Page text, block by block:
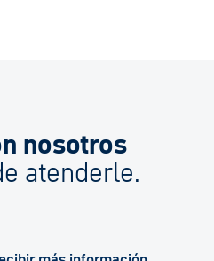
nosotros
atenderle.